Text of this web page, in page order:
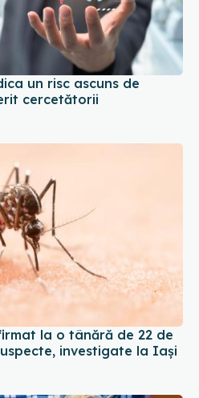
un risc ascuns de
cercetătorii
la o tânără de 22 de
investigate la Iași